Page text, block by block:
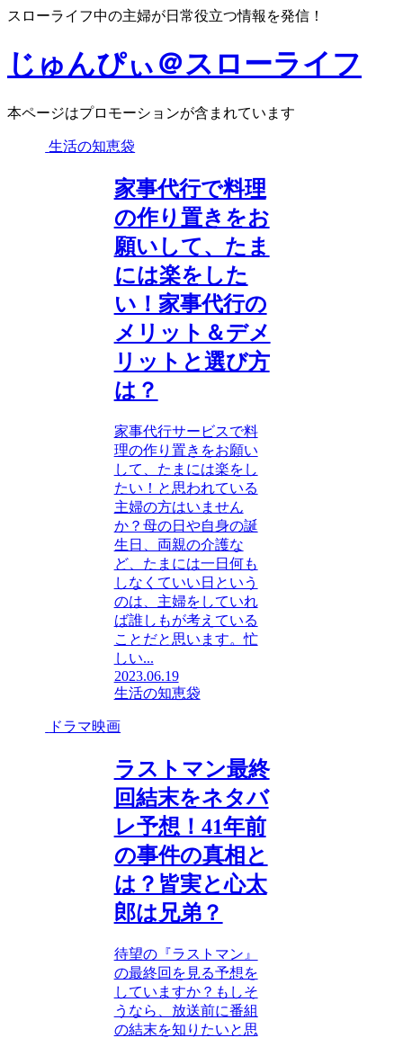
スローライフ中の主婦が日常役立つ情報を発信！
じゅんぴぃ＠スローライフ
本ページはプロモーションが含まれています
生活の知恵袋
家事代行で料理
の作り置きをお
願いして、たま
には楽をした
い！家事代行の
メリット＆デメ
リットと選び方
は？
家事代行サービスで料
理の作り置きをお願い
して、たまには楽をし
たい！と思われている
主婦の方はいません
か？母の日や自身の誕
生日、両親の介護な
ど、たまには一日何も
しなくていい日という
のは、主婦をしていれ
ば誰しもが考えている
ことだと思います。忙
しい...
2023.06.19
生活の知恵袋
ドラマ映画
ラストマン最終
回結末をネタバ
レ予想！41年前
の事件の真相と
は？皆実と心太
郎は兄弟？
待望の『ラストマン』
の最終回を見る予想を
していますか？もしそ
うなら、放送前に番組
の結末を知りたいと思